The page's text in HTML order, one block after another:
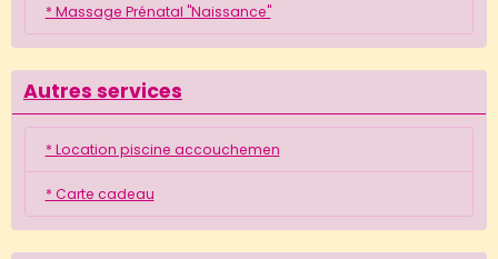
* Massage Prénatal "Naissance"
Autres services
* Location piscine accouchemen
* Carte cadeau